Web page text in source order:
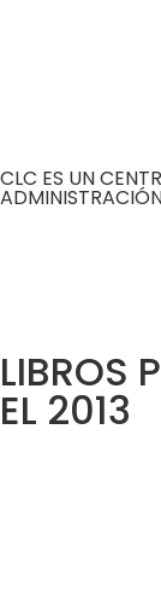
CLC ES UN
LIBROS
EL 2013